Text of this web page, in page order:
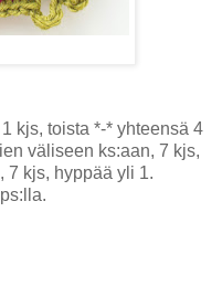
kjs, toista *-* yhteensä 4
väliseen ks:aan, 7 kjs,
7 kjs, hyppää yli 1.